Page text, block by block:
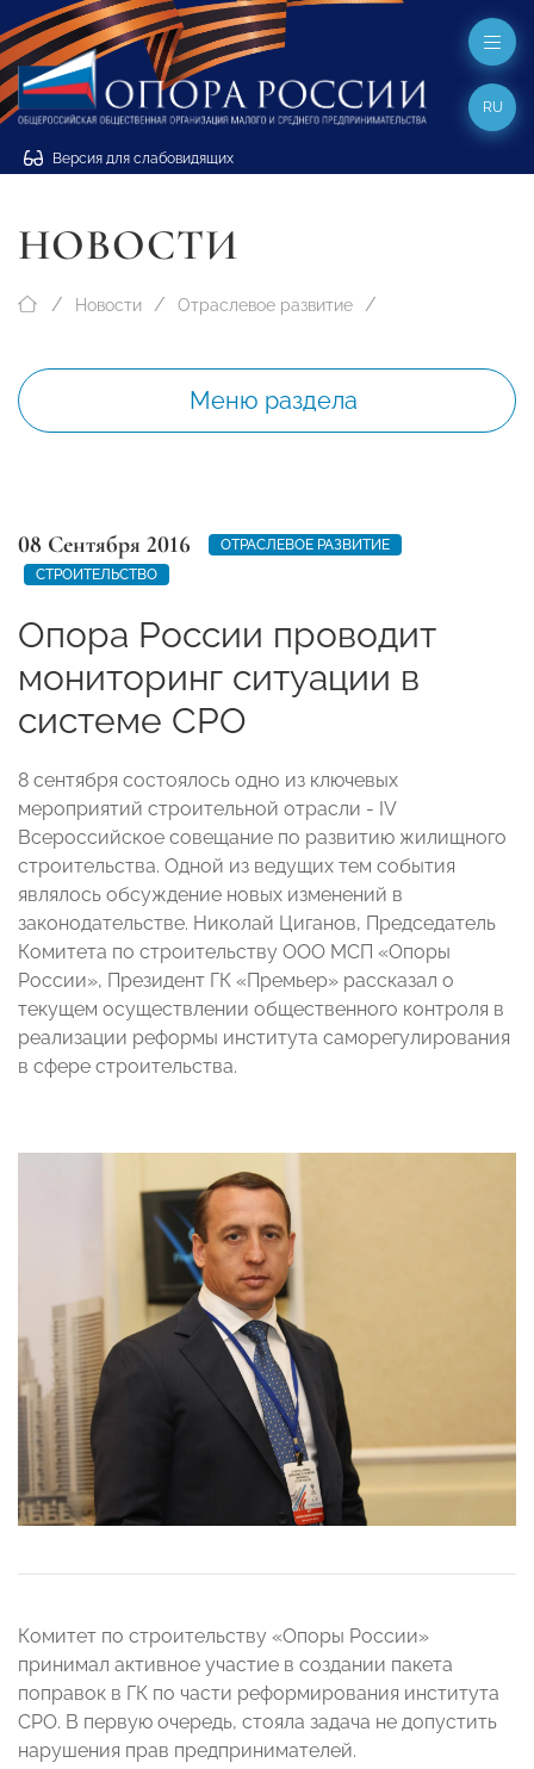
Версия для слабовидящих
RU
НОВОСТИ
Новости Отраслевое развитие
Меню раздела
08 Сентября 2016
ОТРАСЛЕВОЕ РАЗВИТИЕ
СТРОИТЕЛЬСТВО
Опора России проводит
мониторинг ситуации в
системе СРО
8 сентября состоялось одно из ключевых
мероприятий строительной отрасли - IV
Всероссийское совещание по развитию жилищного
строительства. Одной из ведущих тем события
являлось обсуждение новых изменений в
законодательстве. Николай Циганов, Председатель
Комитета по строительству ООО МСП «Опоры
России», Президент ГК «Премьер» рассказал о
текущем осуществлении общественного контроля в
реализации реформы института саморегулирования
в сфере строительства.
Комитет по строительству «Опоры России»
принимал активное участие в создании пакета
поправок в ГК по части реформирования института
СРО. В первую очередь, стояла задача не допустить
нарушения прав предпринимателей.